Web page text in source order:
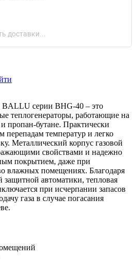
доставки...
серии BHG-40 – это
теплогенераторы, работающие на
пропан-бутане. Практически
перепадам температур и легко
Металлический корпус газовой
свойствами и надежно
покрытием, даже при
влажных помещениях. Благодаря
автоматики, тепловая
при исчерпании запасов
газа в случае погасания